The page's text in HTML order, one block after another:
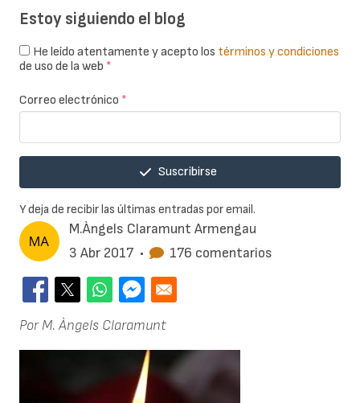
M.Àngels Claramunt Armengau
3 Abr 2017 • 176 comentarios
Por M. Àngels Claramunt
Estoy siguiendo el blog
He leído atentamente y acepto los términos y condiciones
de uso de la web *
Correo electrónico *
Suscribirse
Y deja de recibir las últimas entradas por email.